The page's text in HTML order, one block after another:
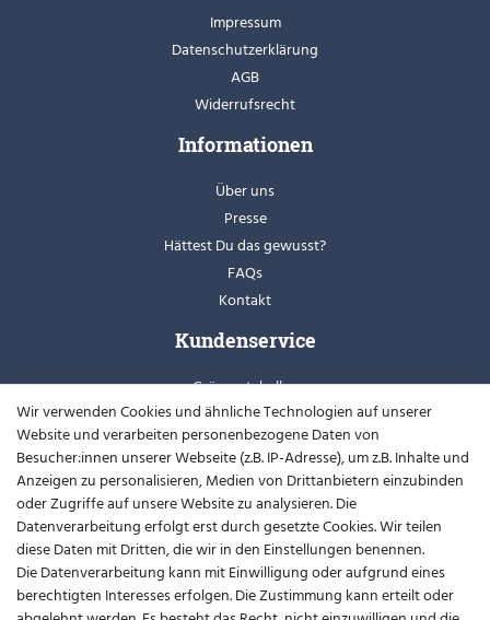
Impressum
Datenschutzerklärung
AGB
Widerrufsrecht
Informationen
Über uns
Presse
Hättest Du das gewusst?
FAQs
Kontakt
Kundenservice
Grössentabellen
Retoure
Schuhweiten
Youtube
Widerrufsformular
Kontakt
support@barfusslaufen.com
Wir verwenden Cookies und ähnliche Technologien auf unserer
Website und verarbeiten personenbezogene Daten von
Besucher:innen unserer Webseite (z.B. IP-Adresse), um z.B. Inhalte und
Anzeigen zu personalisieren, Medien von Drittanbietern einzubinden
oder Zugriffe auf unsere Website zu analysieren. Die
Datenverarbeitung erfolgt erst durch gesetzte Cookies. Wir teilen
diese Daten mit Dritten, die wir in den Einstellungen benennen.
Die Datenverarbeitung kann mit Einwilligung oder aufgrund eines
berechtigten Interesses erfolgen. Die Zustimmung kann erteilt oder